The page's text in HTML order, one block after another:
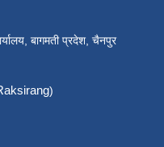
बागमती प्रदेश, चैनपुर
)